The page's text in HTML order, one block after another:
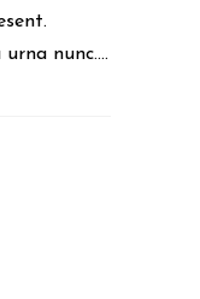
nunc....